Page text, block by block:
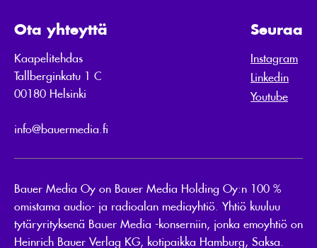
Ota yhteyttä
Kaapelitehdas
Tallberginkatu 1 C
00180 Helsinki
info@bauermedia.fi
Seuraa
Instagram
Linkedin
Youtube
Bauer Media Oy on Bauer Media Holding Oy:n 100 %
omistama audio- ja radioalan mediayhtiö. Yhtiö kuuluu
tytäryrityksenä Bauer Media -konserniin, jonka emoyhtiö on
Heinrich Bauer Verlag KG, kotipaikka Hamburg, Saksa.